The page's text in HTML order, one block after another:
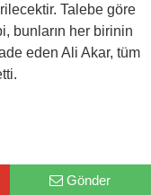
Talebe göre
bunların her birinin
eden Ali Akar, tüm
Gönder